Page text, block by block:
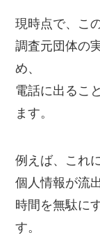
現時点で、こ
調査元団体の
め、
電話に出るこ
ます。
例えば、これ
個人情報が流
時間を無駄に
す。